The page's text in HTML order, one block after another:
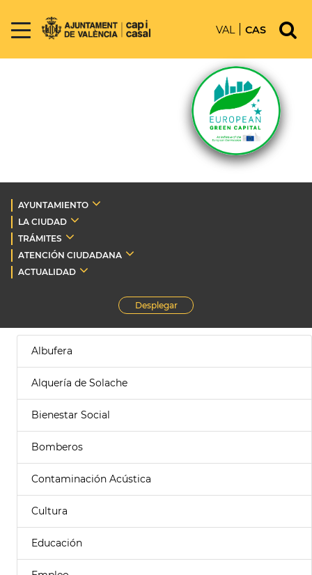
VAL CAS
AYUNTAMIENTO
LA CIUDAD
TRÁMITES
ATENCIÓN CIUDADANA
ACTUALIDAD
Desplegar
Albufera
Alquería de Solache
Bienestar Social
Bomberos
Contaminación Acústica
Cultura
Educación